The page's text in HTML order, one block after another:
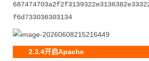
f6d733036303134
2.3.4开启Apache